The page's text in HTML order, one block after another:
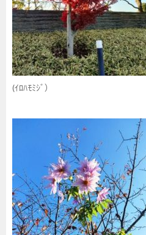
(ｲﾛﾊﾓﾐｼﾞ）